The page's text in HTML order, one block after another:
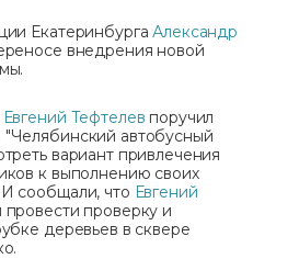
ЕкатеринбургаАлександр
внедрения новой
Евгений Тефтелев поручил
автобусный
вариант привлечения
к выполнению своих
сообщали, что Евгений
провести проверку и
деревьев в сквере